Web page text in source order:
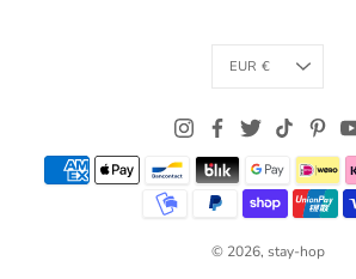
Currency
EUR €
© 2026, stay-hop